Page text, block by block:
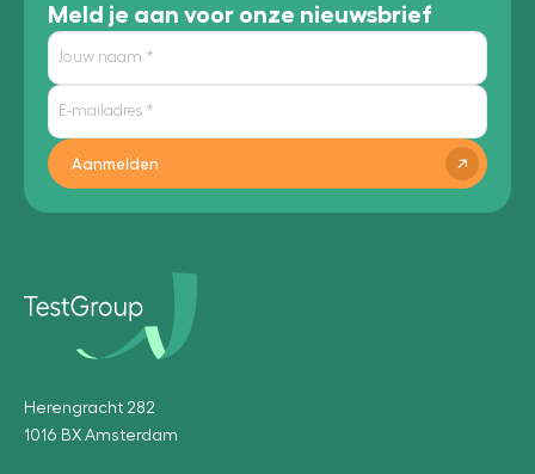
Meld je aan voor onze nieuwsbrief
Aanmelden
Herengracht 282
1016 BX Amsterdam